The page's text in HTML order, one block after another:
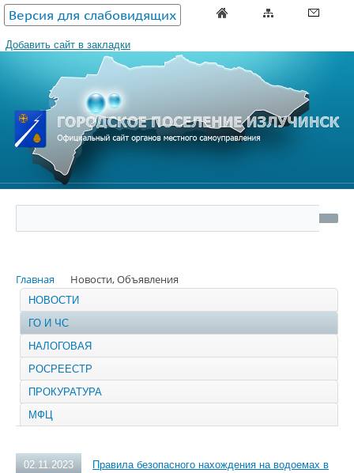
Версия для слабовидящих
Добавить сайт в закладки
Главная Новости, Объявления
НОВОСТИ
ГО И ЧС
НАЛОГОВАЯ
РОСРЕЕСТР
ПРОКУРАТУРА
МФЦ
02.11.2023
Правила безопасного нахождения на водоемах в